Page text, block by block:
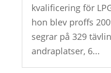
kvalificering för
hon blev proffs
segrar på 329
andraplatser, 6...